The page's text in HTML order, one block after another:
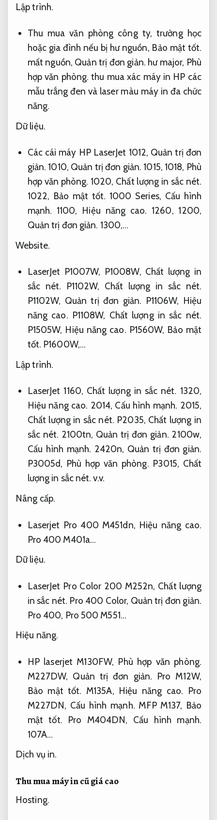
Lập trình.
Thu mua văn phòng công ty, trường học
hoặc gia đình nếu bị hư nguồn, Bảo mật tốt.
mất nguồn, Quản trị đơn giản. hư major, Phù
hợp văn phòng. thu mua xác máy in HP các
mẫu trắng đen và laser màu máy in đa chức
năng.
Dữ liệu.
Các cái máy HP LaserJet 1012, Quản trị đơn
giản. 1010, Quản trị đơn giản. 1015, 1018, Phù
hợp văn phòng. 1020, Chất lượng in sắc nét.
1022, Bảo mật tốt. 1000 Series, Cấu hình
mạnh. 1100, Hiệu năng cao. 1260, 1200,
Quản trị đơn giản. 1300,…
Website.
LaserJet P1007W, P1008W, Chất lượng in
sắc nét. P1102W, Chất lượng in sắc nét.
P1102W, Quản trị đơn giản. P1106W, Hiệu
năng cao. P1108W, Chất lượng in sắc nét.
P1505W, Hiệu năng cao. P1560W, Bảo mật
tốt. P1600W,…
Lập trình.
LaserJet 1160, Chất lượng in sắc nét. 1320,
Hiệu năng cao. 2014, Cấu hình mạnh. 2015,
Chất lượng in sắc nét. P2035, Chất lượng in
sắc nét. 2100tn, Quản trị đơn giản. 2100w,
Cấu hình mạnh. 2420n, Quản trị đơn giản.
P3005d, Phù hợp văn phòng. P3015, Chất
lượng in sắc nét. v.v.
Nâng cấp.
Laserjet Pro 400 M451dn, Hiệu năng cao.
Pro 400 M401a…
Dữ liệu.
LaserJet Pro Color 200 M252n, Chất lượng
in sắc nét. Pro 400 Color, Quản trị đơn giản.
Pro 400, Pro 500 M551…
Hiệu năng.
HP laserjet M130FW, Phù hợp văn phòng.
M227DW, Quản trị đơn giản. Pro M12W,
Bảo mật tốt. M135A, Hiệu năng cao. Pro
M227DN, Cấu hình mạnh. MFP M137, Bảo
mật tốt. Pro M404DN, Cấu hình mạnh.
107A…
Dịch vụ in.
Thu mua máy in cũ giá cao
Hosting.